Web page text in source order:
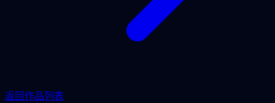
返回作品列表